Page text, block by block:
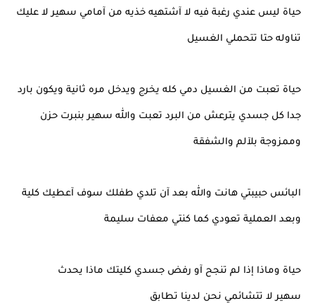
حياة ليس عندي رغبة فيه لا آشتهيه خذيه من آمامي سهير لا عليك
تناوله حتا تتحملي الغسيل
حياة تعبت من الغسيل دمي كله يخرج ويدخل مره ثانية ويكون بارد
جدا كل جسدي يترعش من البرد تعبت والله سهير بنبرت حزن
وممزوجة بلآلم والشفقة
البائس حبيبتي هانت والله بعد آن تلدي طفلك سوف آعطيك كلية
وبعد العملية تعودي كما كنتي معفات سليمة
حياة وماذا إذا لم تنجح آو رفض جسدي كليتك ماذا يحدث
سهير لا تتشائمي نحن لدينا تطابق